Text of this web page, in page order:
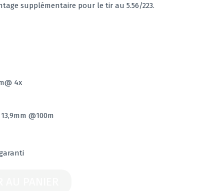
supplémentaire pour le tir au 5.56/223.
4x
@100m